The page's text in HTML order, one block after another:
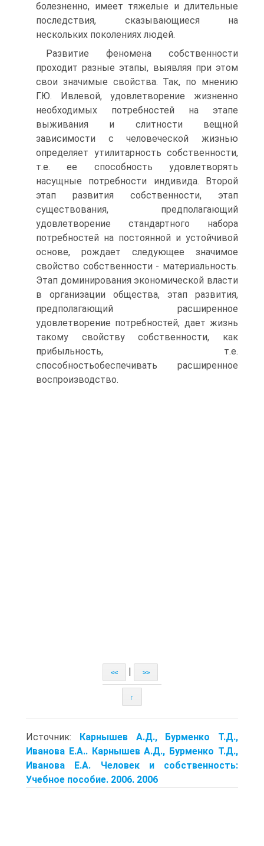
болезненно, имеет тяжелые и длительные
последствия, сказывающиеся на
нескольких поколениях людей.
Развитие феномена собственности
проходит разные этапы, выявляя при этом
свои значимые свойства. Так, по мнению
Г.Ю. Ивлевой, удовлетворение жизненно
необходимых потребностей на этапе
выживания и слитности вещной
зависимости с человеческой жизнью
определяет утилитарность собственности,
т.е. ее способность удовлетворять
насущные потребности индивида. Второй
этап развития собственности, этап
существования, предполагающий
удовлетворение стандартного набора
потребностей на постоянной и устойчивой
основе, рождает следующее значимое
свойство собственности - материальность.
Этап доминирования экономической власти
в организации общества, этап развития,
предполагающий расширенное
удовлетворение потребностей, дает жизнь
такому свойству собственности, как
прибыльность, т.е.
способностьобеспечивать расширенное
воспроизводство.
<< >>
↑
Источник: Карнышев А.Д., Бурменко Т.Д.,
Иванова Е.А.. Карнышев А.Д., Бурменко Т.Д.,
Иванова Е.А. Человек и собственность:
Учебное пособие. 2006. 2006